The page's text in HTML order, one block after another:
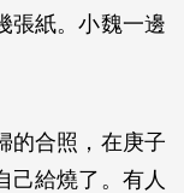
張紙。小魏一邊
的合照，在庚子
己給燒了。有人